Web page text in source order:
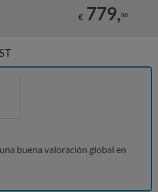
€ 779,00
buena valoración global en